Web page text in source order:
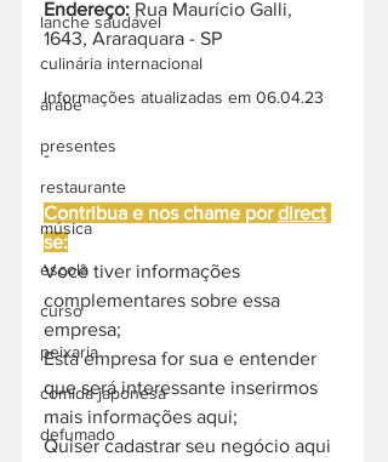
lanche saudável
culinária internacional
árabe
presentes
restaurante
música
escola
curso
peixaria
comida japonesa
defumado
Endereço: Rua Maurício Galli,
1643, Araraquara - SP
Informações atualizadas em 06.04.23
-
Contribua e nos chame por direct
se:
Você tiver informações
complementares sobre essa
empresa;
Esta empresa for sua e entender
que será interessante inserirmos
mais informações aqui;
Quiser cadastrar seu negócio aqui